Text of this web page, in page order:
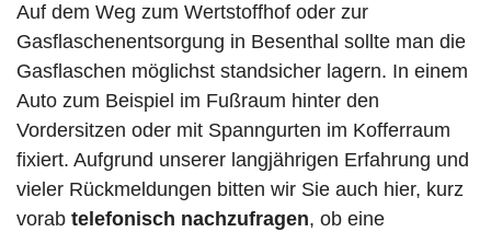
Auf dem Weg zum Wertstoffhof oder zur
Gasflaschenentsorgung in Besenthal sollte man die
Gasflaschen möglichst standsicher lagern. In einem
Auto zum Beispiel im Fußraum hinter den
Vordersitzen oder mit Spanngurten im Kofferraum
fixiert. Aufgrund unserer langjährigen Erfahrung und
vieler Rückmeldungen bitten wir Sie auch hier, kurz
vorab telefonisch nachzufragen, ob eine